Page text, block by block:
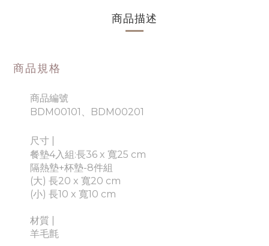
商品描述
商品規格
商品編號
BDM00101、BDM00201
尺寸 |
餐墊4入組:長36 x 寬25 cm
隔熱墊+杯墊-8件組
(大) 長20 x 寬20 cm
(小) 長10 x 寬10 cm
材質
羊毛氈